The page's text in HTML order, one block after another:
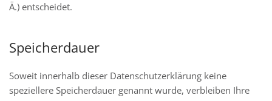
Ä.) entscheidet.
Speicherdauer
Soweit innerhalb dieser Datenschutzerklärung keine
speziellere Speicherdauer genannt wurde, verbleiben Ihre